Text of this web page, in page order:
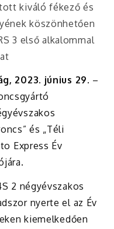
kiváló fékező és
köszönhetően
3 első alkalommal
2023. június 29. –
és „Téli
Express Év
2 négyévszakos
nyerte el az Év
kiemelkedően